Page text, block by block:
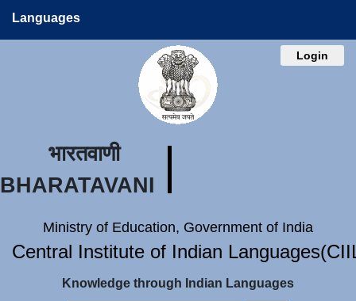
Languages
Login
भारतवाणी
BHARATAVANI
Ministry of Education, Government of India
Central Institute of Indian
Knowledge through Indian Languages